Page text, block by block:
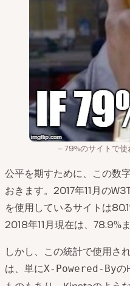
79%のサイトで
公平を期すために、この数
おきます。2017年11月の
を使用しているサイトは
2018年11月現在は、78.9%
しかし、この統計で使用さ
は、単にX-Powered-Byの